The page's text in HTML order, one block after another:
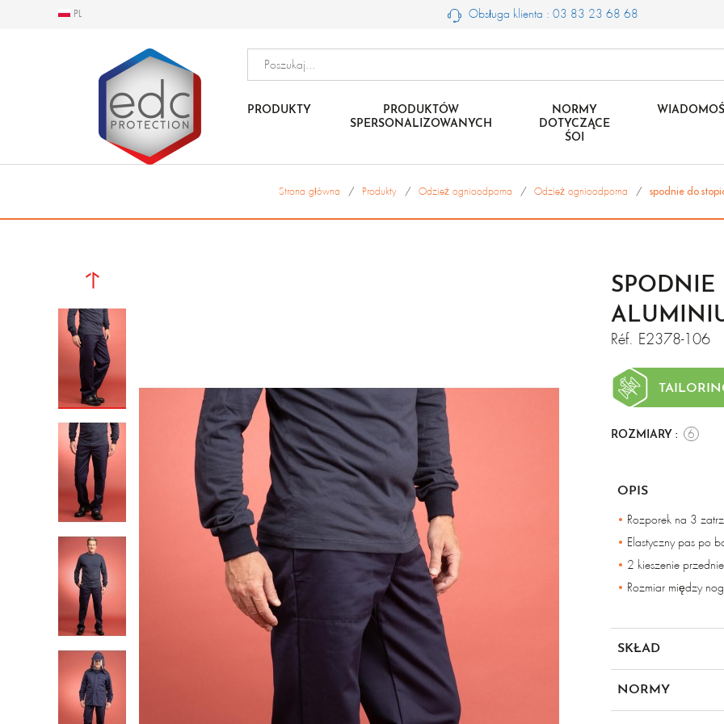
PL
PL Obsługa klienta : 03 83 23 68 68
PRODUKTY
PRODUKTÓW
SPERSONALIZOWANYCH
NORMY
DOTYCZĄCE
ŚOI
Strona główna Produkty Odzież ognioodporna Odzież ognioodporna spodnie do
SPODNIE
Réf. E2378-106
ROZMIARY : 6
OPIS
Rozporek na 3
Elastyczny pas po
2 kieszenie
Rozmiar między
SKŁAD
satynowany materiał
NORMY